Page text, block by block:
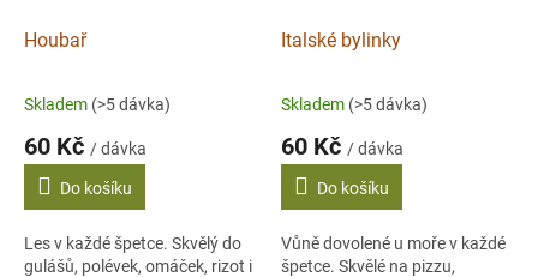
Houbař
Skladem (>5 dávka)
60 Kč / dávka
Do košíku
Les v každé špetce. Skvělý do
gulášů, polévek, omáček, rizot i
Italské bylinky
Skladem (>5 dávka)
60 Kč / dávka
Do košíku
Vůně dovolené u moře v každé
špetce. Skvělé na pizzu,